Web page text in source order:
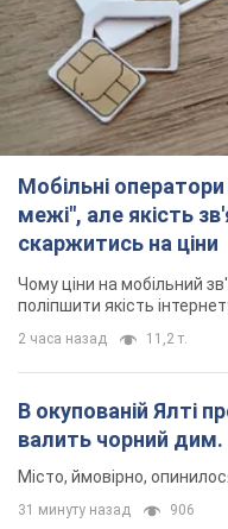
Мобільні
межі", але якість
скаржитись на ціни
Чому ціни на мобільний
поліпшити якість
2 часа назад 11,2 т.
В окупованій Ялті
валить чорний дим.
Місто, ймовірно,
31 минуту назад 906